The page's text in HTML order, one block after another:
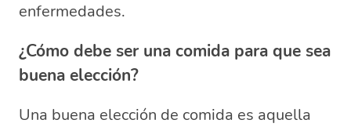
enfermedades.
¿Cómo debe ser una comida para que sea
buena elección?
Una buena elección de comida es aquella